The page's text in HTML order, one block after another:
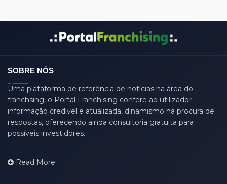
chartered(0)
CSS(0)
dasdas
ddjgud (0)
design (6)
designer(0)
SOBRE NÓS
Uma plataforma de referência de notícias na área do
franchsing, o Portal Franchising confere ao utilizador
informação credível e atualizada, dinamismo na procura de
respostas, oferecendo ainda consultoria gratuita para
possíveis investidores.
Read More